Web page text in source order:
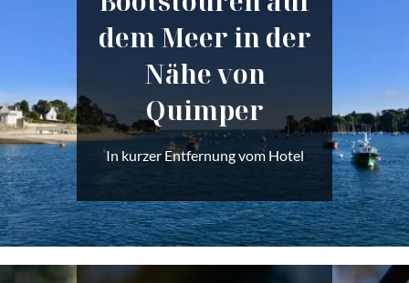
dem Meer in der
Nähe von
Quimper
In kurzer Entfernung vom Hotel